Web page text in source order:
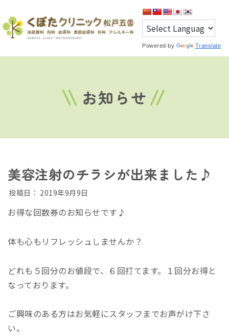
Powered by Translate
お知らせ
美容注射のチラシが出来ました♪
投稿日： 2019年9月9日
お得な回数券のお知らせです♪
体も心もリフレッシュしませんか？
どれも５回分のお値段で、６回打てます。１回分お得と
なっております。
ご興味のある方はお気軽にスタッフまでお声がけ下さ
い。